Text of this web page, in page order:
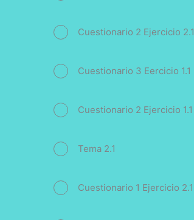
Cuestionario 2 Ejercicio 2.1
Cuestionario 3 Eercicio 1.1
Cuestionario 2 Ejercicio 1.1
Tema 2.1
Cuestionario 1 Ejercicio 2.1